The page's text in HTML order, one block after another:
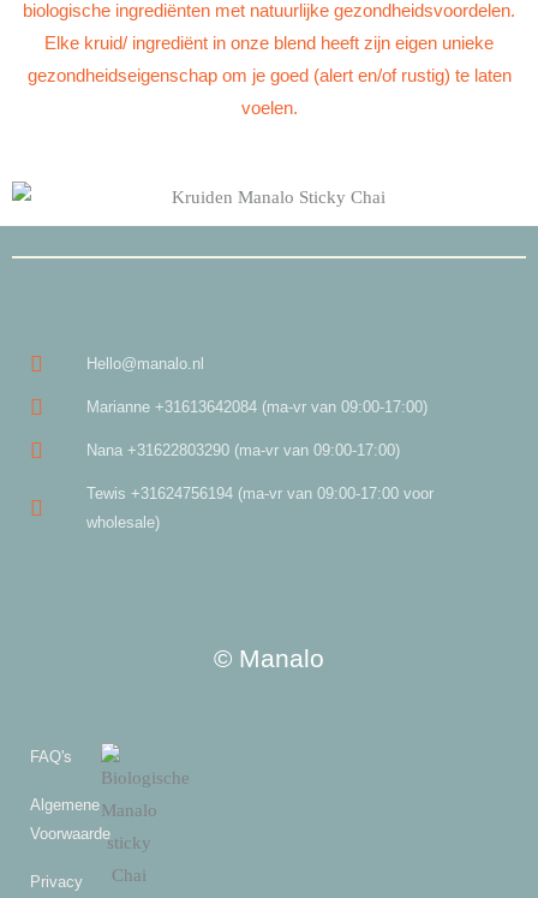
biologische ingrediënten met natuurlijke gezondheidsvoordelen.
Elke kruid/ ingrediënt in onze blend heeft zijn eigen unieke
gezondheidseigenschap om je goed (alert en/of rustig) te laten
voelen.
Hello@manalo.nl
Marianne +31613642084 (ma-vr van 09:00-17:00)
Nana +31622803290 (ma-vr van 09:00-17:00)
Tewis +31624756194 (ma-vr van 09:00-17:00 voor
wholesale)
© Manalo
FAQ's
Algemene
Voorwaarde
Privacy